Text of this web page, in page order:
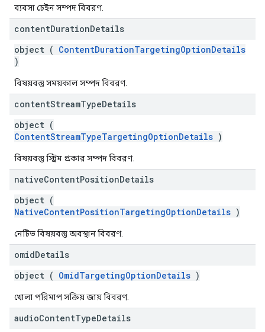
ব্যবসা চেইন সম্পদ বিবরণ.
contentDurationDetails
object ( ContentDurationTargetingOptionDetails
)
বিষয়বস্তু সময়কাল সম্পদ বিবরণ.
contentStreamTypeDetails
object (
ContentStreamTypeTargetingOptionDetails )
বিষয়বস্তু স্ট্রিম প্রকার সম্পদ বিবরণ.
nativeContentPositionDetails
object (
NativeContentPositionTargetingOptionDetails )
নেটিভ বিষয়বস্তু অবস্থান বিবরণ.
omidDetails
object ( OmidTargetingOptionDetails )
খোলা পরিমাপ সক্রিয় জায় বিবরণ.
audioContentTypeDetails